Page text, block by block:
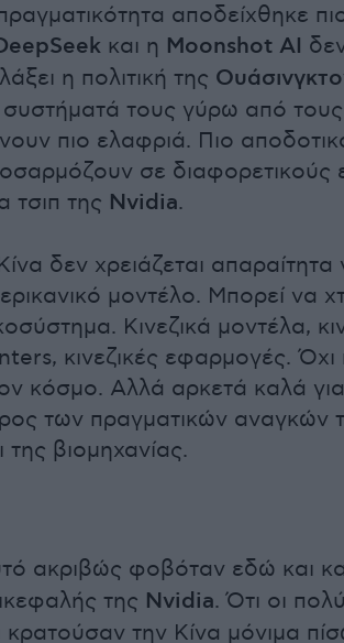
αποδείχθηκε
και η Moonshot AI
η πολιτική της
τους γύρω από
πιο ελαφριά. Πιο
σε διαφορετικούς
τσιπ της Nvidia.
δεν χρειάζεται
μοντέλο. Μπορεί να
Κινεζικά μοντέλα,
κινεζικές εφαρμογές.
κόσμο. Αλλά αρκετά καλά
των πραγματικών αναγκών
της βιομηχανίας.
ακριβώς φοβόταν εδώ και
της Nvidia. Ότι οι
κρατούσαν την Κίνα μόνιμα